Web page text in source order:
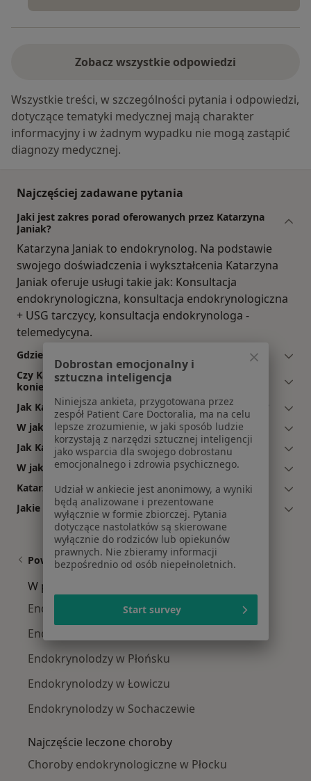
Zobacz wszystkie odpowiedzi
Wszystkie treści, w szczególności pytania i odpowiedzi,
dotyczące tematyki medycznej mają charakter
informacyjny i w żadnym wypadku nie mogą zastąpić
diagnozy medycznej.
Najczęściej zadawane pytania
Jaki jest zakres porad oferowanych przez Katarzyna
Janiak?
Katarzyna Janiak to endokrynolog. Na podstawie
swojego doświadczenia i wykształcenia Katarzyna
Janiak oferuje usługi takie jak: Konsultacja
endokrynologiczna, konsultacja endokrynologiczna
+ USG tarczycy, konsultacja endokrynologa -
telemedycyna.
Gdzie Katarzyna Janiak ma swój gabinet?
Czy Katarzyna Janiak przyjmuje online, bez
konieczności pojawiania się w placówce?
Jak Katarzyna Janiak akceptuje płatności po wizycie?
W jakich językach konsultuje Katarzyna Janiak?
Jak Katarzyna Janiak umawia wizyty?
W jakich godzinach przyjmuje Katarzyna Janiak?
Katarzyna Janiak: co mówią pacjenci?
Jakie ubezpieczenia akceptuje Katarzyna Janiak?
Powiązane wyszukiwania
W pobliżu Płocka
Endokrynolodzy w Włocławku
Endokrynolodzy w Kutnie
Endokrynolodzy w Płońsku
Endokrynolodzy w Łowiczu
Endokrynolodzy w Sochaczewie
Najczęście leczone choroby
Choroby endokrynologiczne w Płocku
Dobrostan emocjonalny i
sztuczna inteligencja
Niniejsza ankieta, przygotowana przez
zespół Patient Care Doctoralia, ma na celu
lepsze zrozumienie, w jaki sposób ludzie
korzystają z narzędzi sztucznej inteligencji
jako wsparcia dla swojego dobrostanu
emocjonalnego i zdrowia psychicznego.
Udział w ankiecie jest anonimowy, a wyniki
będą analizowane i prezentowane
wyłącznie w formie zbiorczej. Pytania
dotyczące nastolatków są skierowane
wyłącznie do rodziców lub opiekunów
prawnych. Nie zbieramy informacji
bezpośrednio od osób niepełnoletnich.
Start survey